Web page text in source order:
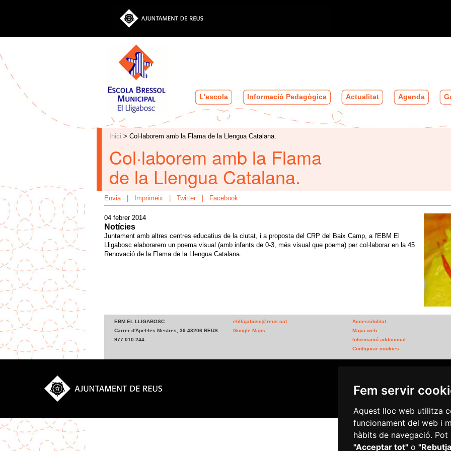
Fem servir
Aquest lloc web utilitza
funcionament del web i
hàbits de navegació.
"Acceptar tot" o
L'escola Informació Pedagògica Actualitat Agenda
Inici > Col·laborem amb la Flama de la Llengua Catalana.
Col·laborem amb la Flama
de la Llengua Catalana.
Envia | Imprimeix | Twitter | Facebook
04 febrer 2014
Notícies
Juntament amb altres centres educatius de la ciutat, i a proposta del CRP del Baix Camp, a l'EBM El
Lligabosc elaborarem un poema visual (amb infants de 0-3, més visual que poema) per col·laborar en la 45
Renovació de la Flama de la Llengua Catalana.
EBM EL LLIGABOSC
Carrer d'Apel·les Mestres, 39 43206 REUS
977 010 244
eblligabosc@reus.cat
Google Maps
Accessibilitat
Mapa web
Informació addicional
Configurar cookies
Plaça del Mercadal ·